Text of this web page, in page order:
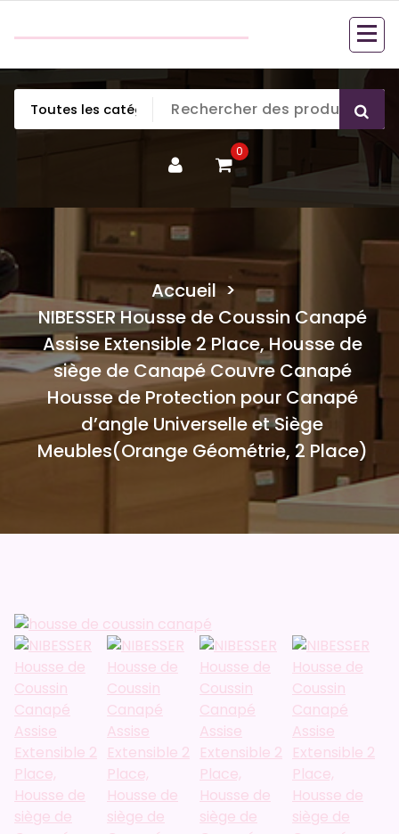
0
Accueil>
NIBESSER Housse de Coussin Canapé
Assise Extensible 2 Place, Housse de
siège de Canapé Couvre Canapé
Housse de Protection pour Canapé
d’angle Universelle et Siège
Meubles(Orange Géométrie, 2 Place)